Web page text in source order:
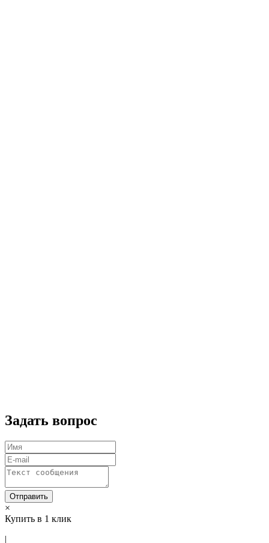
Задать вопрос
Отправить
×
Купить в 1 клик
|